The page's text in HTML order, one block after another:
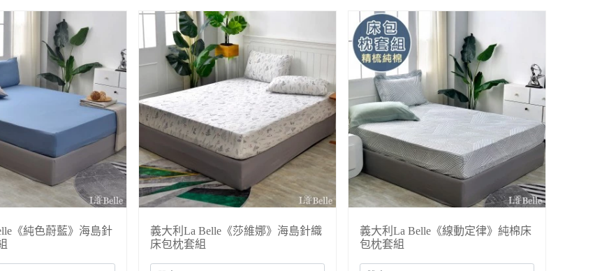
《純色蔚藍》海島針
義大利La Belle《莎維娜》海島針織
床包枕套組
義大利La Belle《線動定律》純棉床
包枕套組